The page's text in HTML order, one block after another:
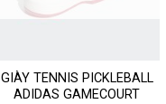
GIÀY TENNIS PICKLEBALL
ADIDAS GAMECOURT